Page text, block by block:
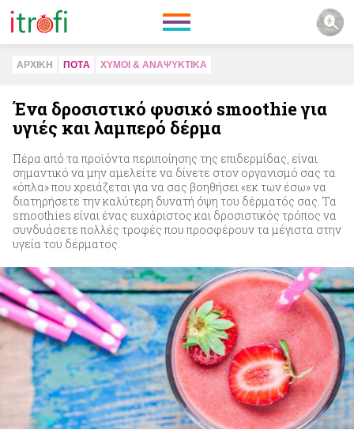
ΑΡΧΙΚΗ ΠΟΤA ΧΥΜΟΙ & ΑΝΑΨΥΚΤΙΚA
Ένα δροσιστικό φυσικό smoothie για
υγιές και λαμπερό δέρμα
Πέρα από τα προϊόντα περιποίησης της επιδερμίδας, είναι
σημαντικό να μην αμελείτε να δίνετε στον οργανισμό σας τα
«όπλα» που χρειάζεται για να σας βοηθήσει «εκ των έσω» να
διατηρήσετε την καλύτερη δυνατή όψη του δέρματός σας. Τα
smoothies είναι ένας ευχάριστος και δροσιστικός τρόπος να
συνδυάσετε πολλές τροφές που προσφέρουν τα μέγιστα στην
υγεία του δέρματος.